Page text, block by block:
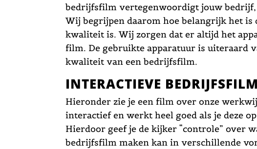
bedrijfsfilm vertegenwoordigt jouw
Wij begrijpen daarom hoe belangrijk het is
kwaliteit is. Wij zorgen dat er altijd het
film. De gebruikte apparatuur is uiteraard
kwaliteit van een bedrijfsfilm.
INTERACTIEVE BEDRIJFSFILM
Hieronder zie je een film over onze
interactief en werkt heel goed als je deze
Hierdoor geef je de kijker “controle” over
bedrijfsfilm maken kan in verschillende